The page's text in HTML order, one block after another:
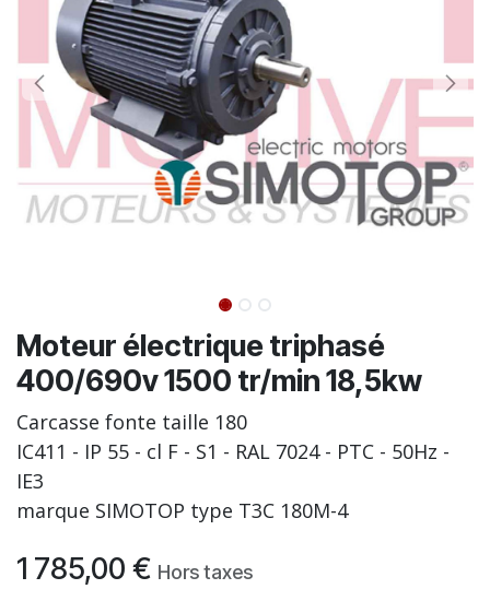
Moteur électrique triphasé
400/690v 1500 tr/min 18,5kw
Carcasse fonte taille 180
IC411 - IP 55 - cl F - S1 - RAL 7024 - PTC - 50Hz -
IE3
marque SIMOTOP type T3C 180M-4
1 785,00 € Hors taxes